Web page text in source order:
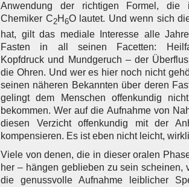
Anwendung der richtigen Formel,
Chemiker C2H 6O lautet. Und wenn sich
hat, gilt das mediale Interesse alle
Fasten in all seinen Facetten:
Kopfdruck und Mundgeruch – der
die Ohren. Und wer es hier noch nicht
seinen näheren Bekannten über deren
gelingt dem Menschen offenkundig
bekommen. Wer auf die Aufnahme von
diesen Verzicht offenkundig mit der
kompensieren. Es ist eben nicht leicht,
Viele von denen, die in dieser oralen
her – hängen geblieben zu sein scheinen,
die genussvolle Aufnahme leiblicher